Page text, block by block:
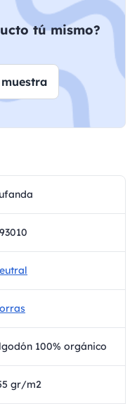
tú mismo?
100% orgánico
gr/m2